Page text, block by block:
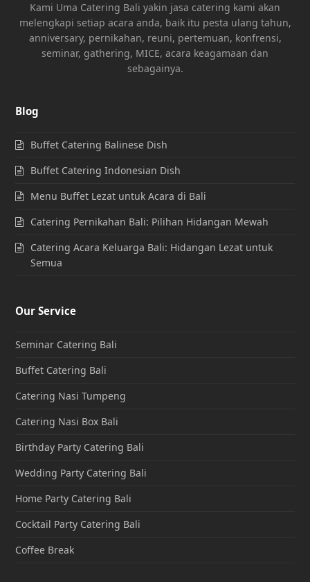
Kami Uma Catering Bali yakin jasa catering kami akan
melengkapi setiap acara anda, baik itu pesta ulang tahun,
anniversary, pernikahan, reuni, pertemuan, konfrensi,
seminar, gathering, MICE, acara keagamaan dan
sebagainya.
Blog
Buffet Catering Balinese Dish
Buffet Catering Indonesian Dish
Menu Buffet Lezat untuk Acara di Bali
Catering Pernikahan Bali: Pilihan Hidangan Mewah
Catering Acara Keluarga Bali: Hidangan Lezat untuk
Semua
Our Service
Seminar Catering Bali
Buffet Catering Bali
Catering Nasi Tumpeng
Catering Nasi Box Bali
Birthday Party Catering Bali
Wedding Party Catering Bali
Home Party Catering Bali
Cocktail Party Catering Bali
Coffee Break